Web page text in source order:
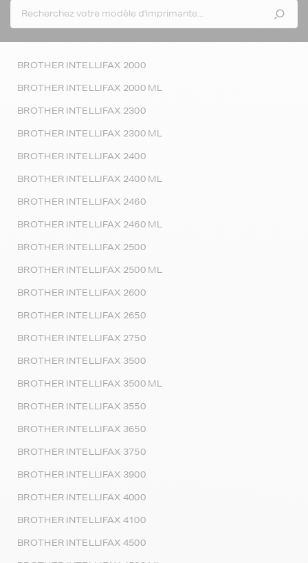
BROTHER INTELLIFAX 2000
BROTHER INTELLIFAX 2000 ML
BROTHER INTELLIFAX 2300
BROTHER INTELLIFAX 2300 ML
BROTHER INTELLIFAX 2400
BROTHER INTELLIFAX 2400 ML
BROTHER INTELLIFAX 2460
BROTHER INTELLIFAX 2460 ML
BROTHER INTELLIFAX 2500
BROTHER INTELLIFAX 2500 ML
BROTHER INTELLIFAX 2600
BROTHER INTELLIFAX 2650
BROTHER INTELLIFAX 2750
BROTHER INTELLIFAX 3500
BROTHER INTELLIFAX 3500 ML
BROTHER INTELLIFAX 3550
BROTHER INTELLIFAX 3650
BROTHER INTELLIFAX 3750
BROTHER INTELLIFAX 3900
BROTHER INTELLIFAX 4000
BROTHER INTELLIFAX 4100
BROTHER INTELLIFAX 4500